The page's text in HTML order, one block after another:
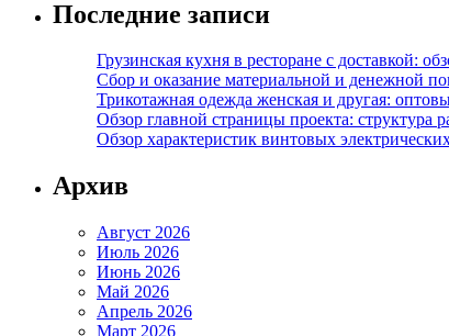
Последние записи
Грузинская кухня в ресторане с доставкой:
Сбор и оказание материальной и денежной
Трикотажная одежда женская и другая:
Обзор главной страницы проекта: структура
Обзор характеристик винтовых
Архив
Август 2026
Июль 2026
Июнь 2026
Май 2026
Апрель 2026
Март 2026